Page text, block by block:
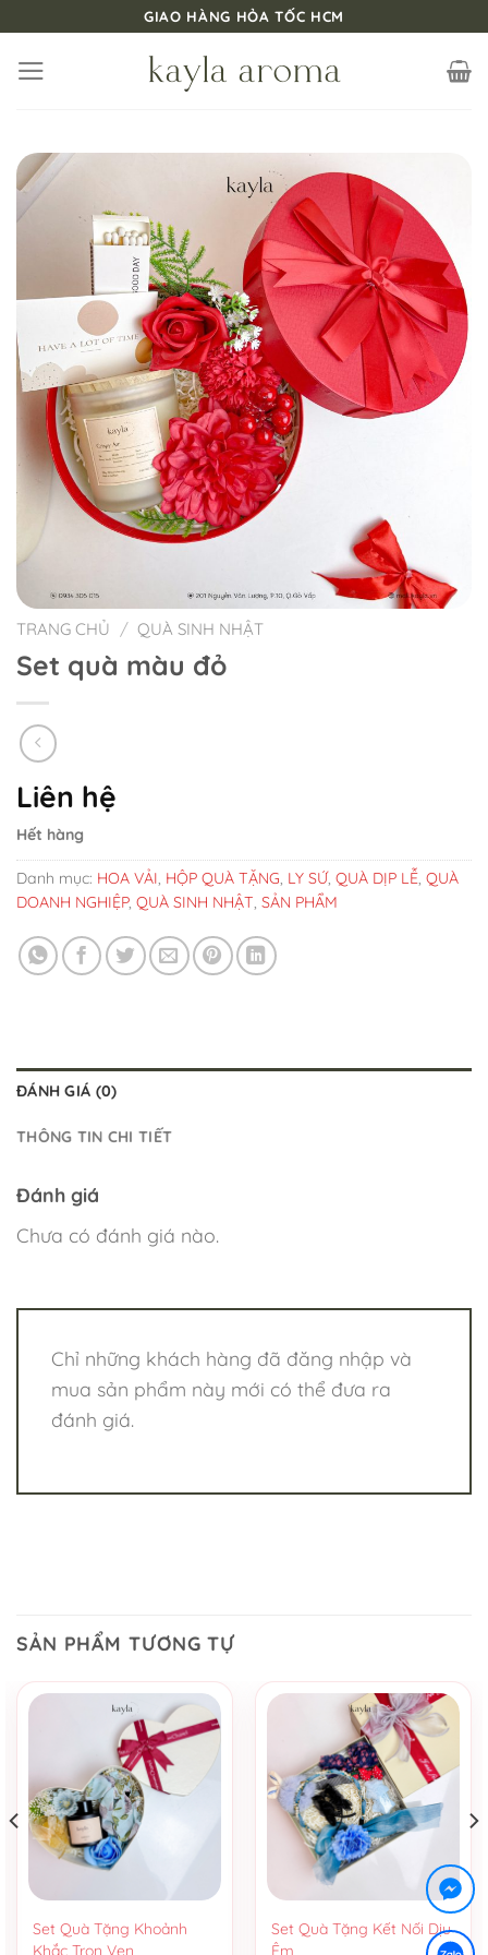
nội
GIAO HÀNG HỎA TỐC HCM
TRANG CHỦ / QUÀ SINH NHẬT
Set quà màu đỏ
Liên hệ
Hết hàng
Danh mục: HOA VẢI, HỘP QUÀ TẶNG, LY SỨ, QUÀ DỊP LỄ, QUÀ
DOANH NGHIỆP, QUÀ SINH NHẬT, SẢN PHẨM
ĐÁNH GIÁ (0)
THÔNG TIN CHI TIẾT
Đánh giá
Chưa có đánh giá nào.
Chỉ những khách hàng đã đăng nhập và
mua sản phẩm này mới có thể đưa ra
đánh giá.
SẢN PHẨM TƯƠNG TỰ
Set Quà Tặng Khoảnh
Khắc Trọn Vẹn
Set Quà Tặng Kết Nối Dịu
Êm